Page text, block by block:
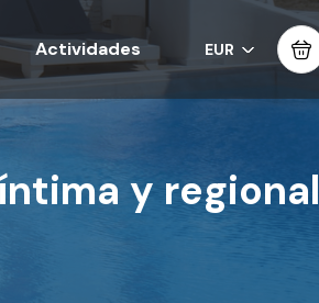
Actividades EUR
y regional